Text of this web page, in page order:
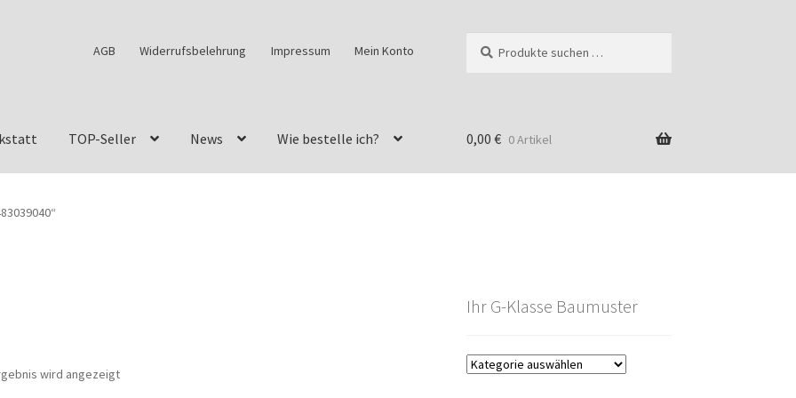
AGB Widerrufsbelehrung Impressum Mein Konto
nach:
TOP-Seller News Wie bestelle ich?
Felge ist für mein G-Modell 2018 verfügbar
Restore – Tune – Drive
0,00 € 0 Artikel
wird angezeigt
Ihr G-Klasse Baumuster